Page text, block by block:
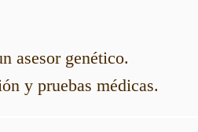
asesor genético.
y pruebas médicas.